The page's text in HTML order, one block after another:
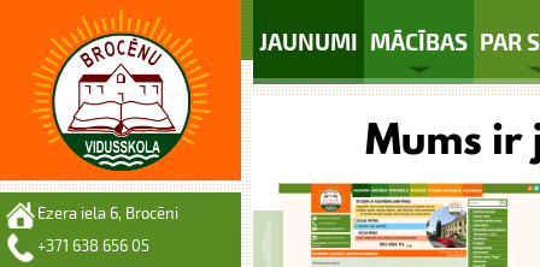
JAUNUMI MĀCĪBAS PAR
Ezera iela 6, Brocēni
+371 638 656 05